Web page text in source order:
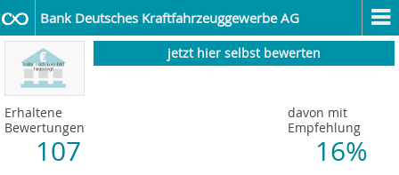
Bank Deutsches Kraftfahrzeuggewerbe AG
jetzt hier selbst bewerten
Erhaltene
Bewertungen
107
davon mit
Empfehlung
16%